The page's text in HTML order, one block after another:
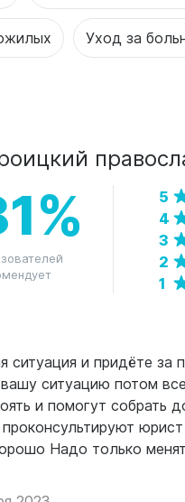
Уход за
5
4
3
2
1
ситуация и придёте
ситуацию потом
и помогут собрать
Надо только